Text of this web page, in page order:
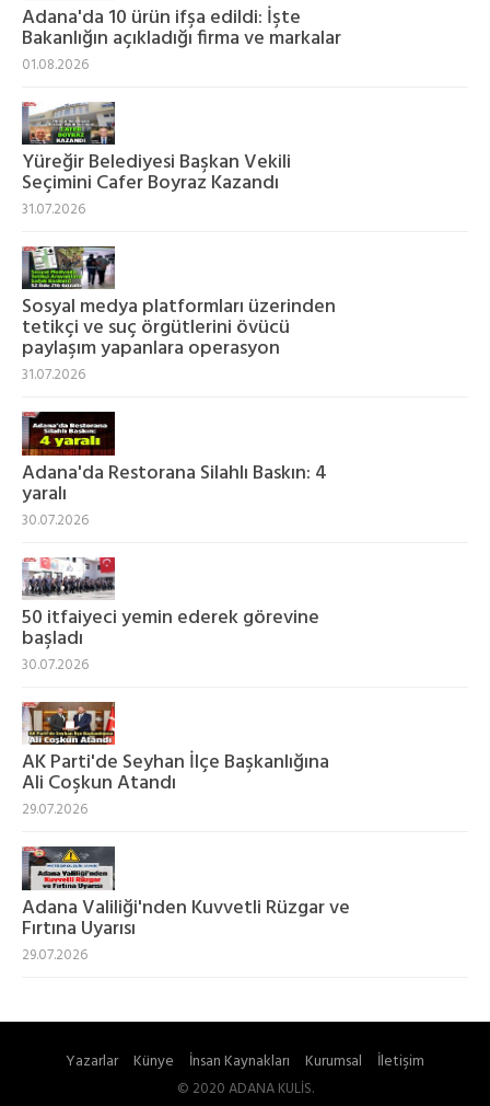
Adana'da 10 ürün ifşa edildi: İşte
Bakanlığın açıkladığı firma ve markalar
01.08.2026
Yüreğir Belediyesi Başkan Vekili
Seçimini Cafer Boyraz Kazandı
31.07.2026
Sosyal medya platformları üzerinden
tetikçi ve suç örgütlerini övücü
paylaşım yapanlara operasyon
31.07.2026
Adana'da Restorana Silahlı Baskın: 4
yaralı
30.07.2026
50 itfaiyeci yemin ederek görevine
başladı
30.07.2026
AK Parti'de Seyhan İlçe Başkanlığına
Ali Coşkun Atandı
29.07.2026
Adana Valiliği'nden Kuvvetli Rüzgar ve
Fırtına Uyarısı
29.07.2026
Yazarlar Künye İnsan Kaynakları Kurumsal İletişim
© 2020 ADANA KULİS.